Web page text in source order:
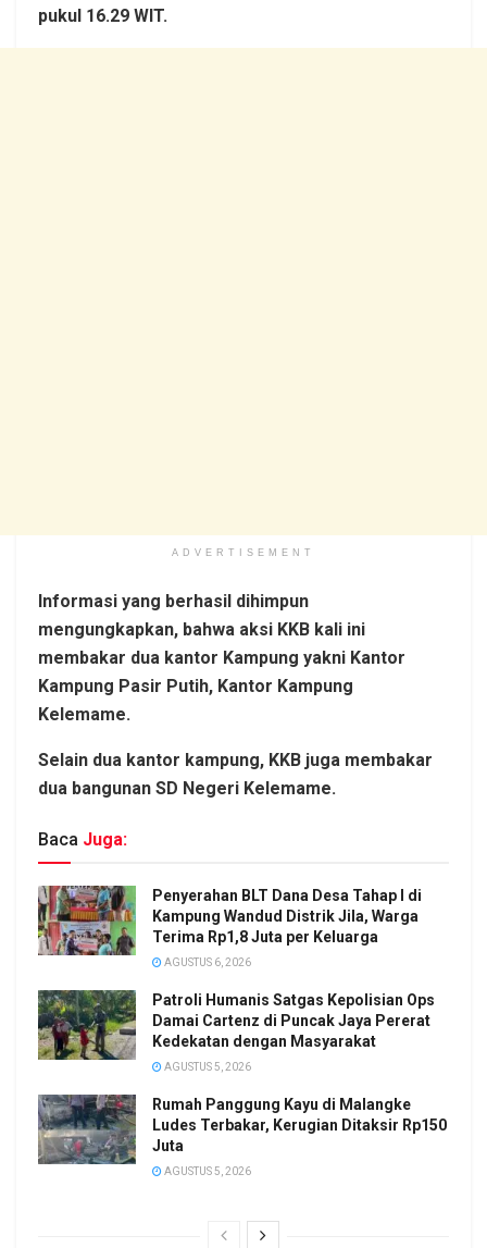
pukul 16.29 WIT.
ADVERTISEMENT
Informasi yang berhasil dihimpun
mengungkapkan, bahwa aksi KKB kali ini
membakar dua kantor Kampung yakni Kantor
Kampung Pasir Putih, Kantor Kampung
Kelemame.
Selain dua kantor kampung, KKB juga membakar
dua bangunan SD Negeri Kelemame.
Baca Juga:
Penyerahan BLT Dana Desa Tahap I di
Kampung Wandud Distrik Jila, Warga
Terima Rp1,8 Juta per Keluarga
AGUSTUS 6, 2026
Patroli Humanis Satgas Kepolisian Ops
Damai Cartenz di Puncak Jaya Pererat
Kedekatan dengan Masyarakat
AGUSTUS 5, 2026
Rumah Panggung Kayu di Malangke
Ludes Terbakar, Kerugian Ditaksir Rp150
Juta
AGUSTUS 5, 2026